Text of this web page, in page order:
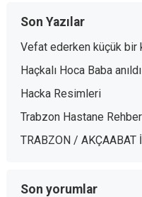
Son Yazılar
Vefat ederken küçük bir
Haçkalı Hoca Baba
Hacka Resimleri
Trabzon Hastane
TRABZON / AKÇAABAT
Son yorumlar